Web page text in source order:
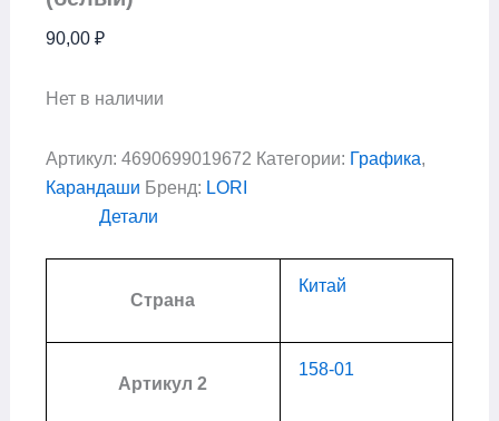
90,00 ₽
Нет в наличии
Артикул: 4690699019672 Категории: Графика,
Карандаши Бренд: LORI
Детали
Страна
Китай
Артикул 2
158-01